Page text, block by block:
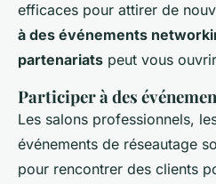
efficaces pour attirer de
à des événements
partenariats peut vous
Participer à des
Les salons professionnels,
événements de réseautage
pour rencontrer des clients